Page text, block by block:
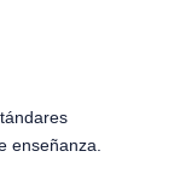
enseñanza.